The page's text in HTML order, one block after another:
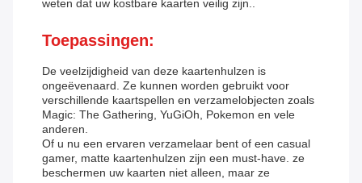
weten dat uw kostbare kaarten veilig zijn..
Toepassingen:
De veelzijdigheid van deze kaartenhulzen is
ongeëvenaard. Ze kunnen worden gebruikt voor
verschillende kaartspellen en verzamelobjecten zoals
Magic: The Gathering, YuGiOh, Pokemon en vele
anderen.
Of u nu een ervaren verzamelaar bent of een casual
gamer, matte kaartenhulzen zijn een must-have. ze
beschermen uw kaarten niet alleen, maar ze